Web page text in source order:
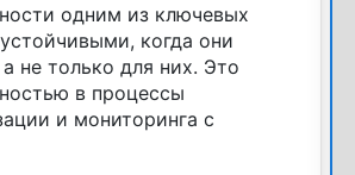
одним из ключевых
когда они
не только для них. Это
в процессы
и мониторинга с